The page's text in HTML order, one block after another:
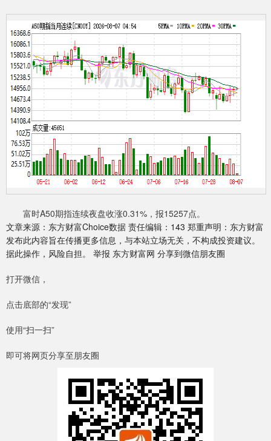
富时A50期指连续夜盘收涨0.31%，报15257点。
文章来源：东方财富Choice数据 责任编辑：143 郑重声明：东方财富
发布此内容旨在传播更多信息，与本站立场无关，不构成投资建议。
据此操作，风险自担。 举报 东方财富网 分享到微信朋友圈
打开微信，
点击底部的“发现”
使用“扫一扫”
即可将网页分享至朋友圈